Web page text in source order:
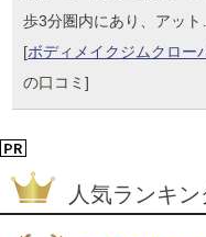
歩3分圏内にあり、アット
[ボディメイクジムクロー
の口コミ]
人気ランキン